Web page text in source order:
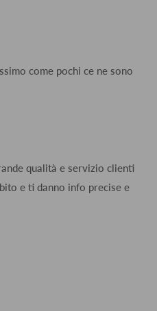
come pochi ce ne sono
qualità e servizio clienti
e ti danno info precise e